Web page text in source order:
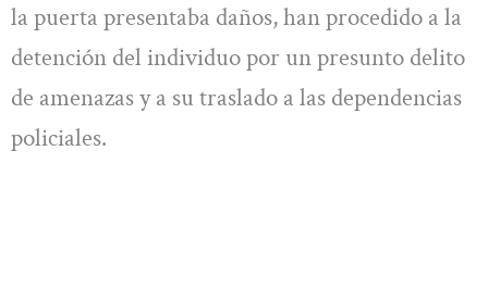
la puerta presentaba daños, han procedido a la
detención del individuo por un presunto delito
de amenazas y a su traslado a las dependencias
policiales.